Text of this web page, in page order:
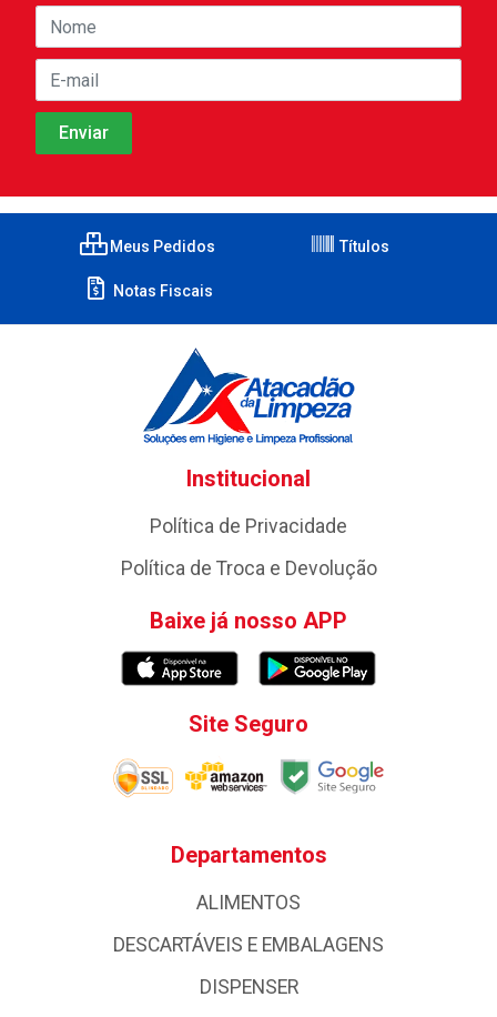
Meus Pedidos Títulos
Notas Fiscais
Institucional
Política de Privacidade
Política de Troca e Devolução
Baixe já nosso APP
Site Seguro
Departamentos
ALIMENTOS
DESCARTÁVEIS E EMBALAGENS
DISPENSER